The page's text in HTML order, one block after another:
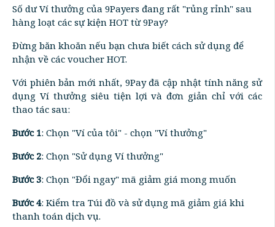
Số dư Ví thưởng của 9Payers đang rất "rủng rỉnh" sau
hàng loạt các sự kiện HOT từ 9Pay?
Đừng băn khoăn nếu bạn chưa biết cách sử dụng để
nhận về các voucher HOT.
Với phiên bản mới nhất, 9Pay đã cập nhật tính năng sử
dụng Ví thưởng siêu tiện lợi và đơn giản chỉ với các
thao tác sau:
Bước 1: Chọn "Ví của tôi" - chọn "Ví thưởng"
Bước 2: Chọn "Sử dụng Ví thưởng"
Bước 3: Chọn "Đổi ngay" mã giảm giá mong muốn
Bước 4: Kiểm tra Túi đồ và sử dụng mã giảm giá khi
thanh toán dịch vụ.